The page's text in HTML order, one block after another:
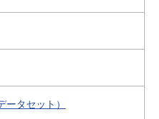
タセット）